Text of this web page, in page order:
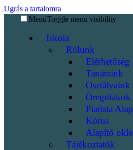
Ugrás a tartalomra
MenüToggle menu visibility
Iskola
Rólunk
Elérhetőség
Tanáraink
Osztályaink
Öregdiákok
Piarista
Kórus
Alapító
Tájékoztatók